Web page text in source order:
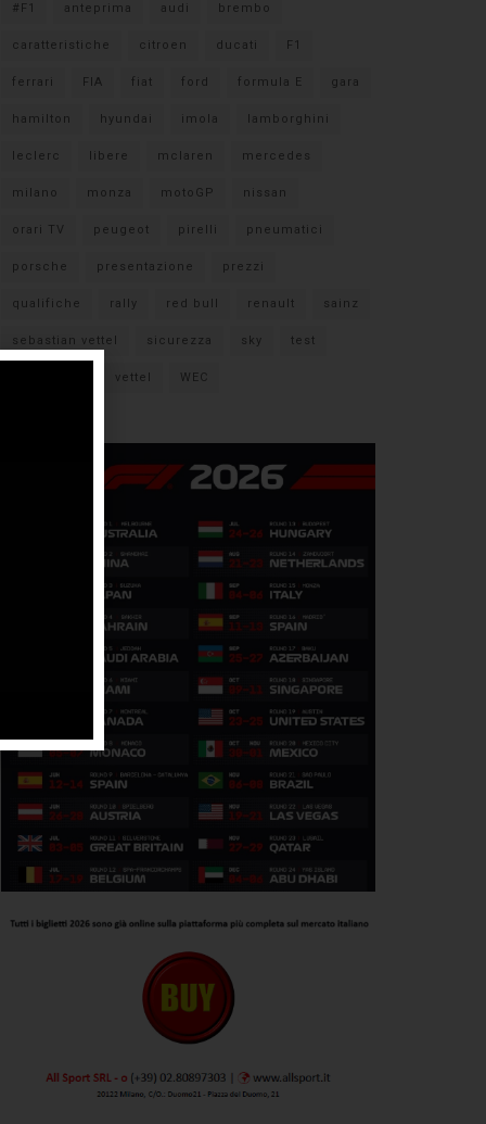
#F1 anteprima audi brembo
caratteristiche citroen ducati F1
ferrari FIA fiat ford formula E gara
hamilton hyundai imola lamborghini
leclerc libere mclaren mercedes
milano monza motoGP nissan
orari TV peugeot pirelli pneumatici
porsche presentazione prezzi
qualifiche rally red bull renault sainz
sebastian vettel sicurezza sky test
vettel WEC